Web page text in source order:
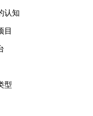
认知
目
型